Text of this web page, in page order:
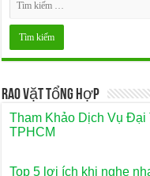
Rao Vặt Tổng Hợp
Tham Khảo Dịch Vụ Đại
TPHCM
Top 5 lợi ích khi nghe